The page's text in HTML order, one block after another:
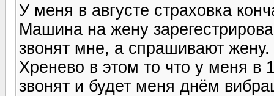
У меня в августе страховка
Машина на жену
звонят мне, а спрашивают
Хренево в этом то что у меня
звонят и будет меня днём